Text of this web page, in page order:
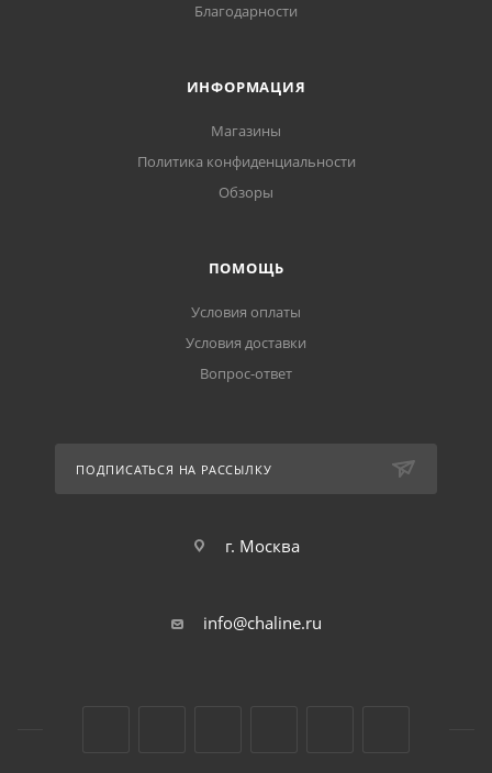
Благодарности
ИНФОРМАЦИЯ
Магазины
Политика конфиденциальности
Обзоры
ПОМОЩЬ
Условия оплаты
Условия доставки
Вопрос-ответ
ПОДПИСАТЬСЯ НА РАССЫЛКУ
г. Москва
info@chaline.ru